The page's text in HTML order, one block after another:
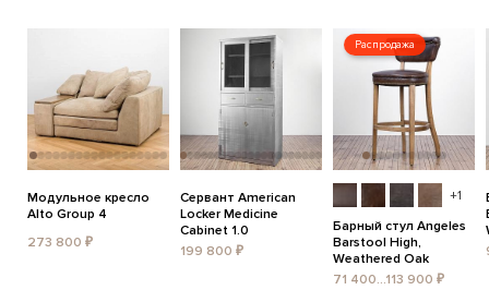
Модульное кресло
Alto Group 4
273 800 ₽
Сервант American
Locker Medicine
Cabinet 1.0
199 800 ₽
Распродажа
+1
Барный стул Angeles
Barstool High,
Weathered Oak
71 400...113 900 ₽